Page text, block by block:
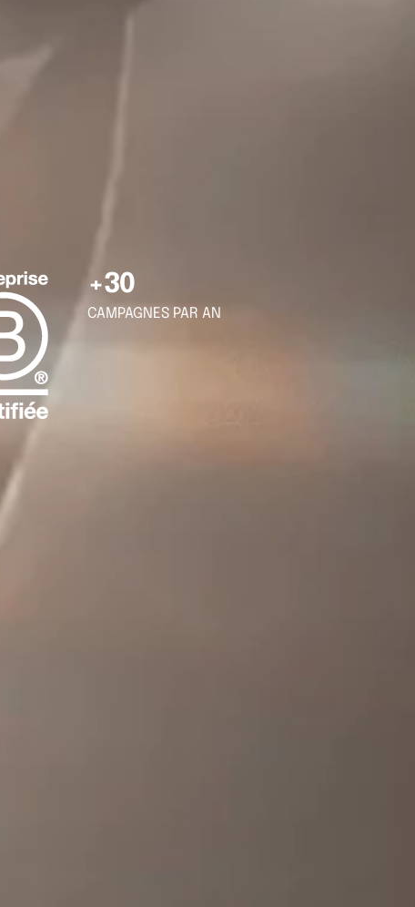
+30
CAMPAGNES PAR AN